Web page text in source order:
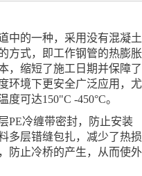
中的一种，采用没有混凝土
方式，即工作钢管的热膨胀
，缩短了施工日期并保障了
环境下更安全广泛应用，尤
可达150"C -450°C。
PE冷缠带密封，防止安装
多层错缝包扎，减少了热损
防止冷桥的产生，从而使外